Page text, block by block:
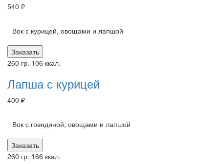
540 ₽
Вок с курицей, овощами и лапшой
Заказать
260 гр. 106 ккал.
Лапша с курицей
400 ₽
Вок с говядиной, овощами и лапшой
Заказать
260 гр. 166 ккал.